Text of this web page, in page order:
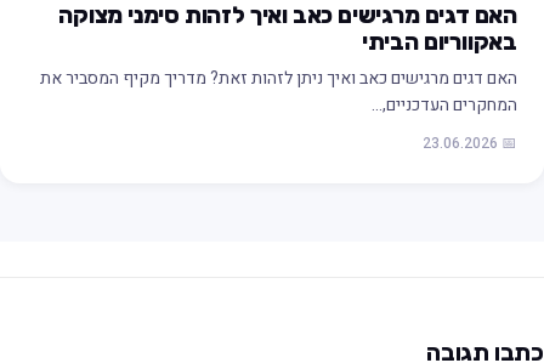
האם דגים מרגישים כאב ואיך לזהות סימני מצוקה
באקווריום הביתי
האם דגים מרגישים כאב ואיך ניתן לזהות זאת? מדריך מקיף המסביר את
המחקרים העדכניים,…
📅 23.06.2026
תגובה